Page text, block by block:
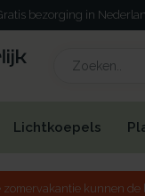
bezorging in
Lichtkoepels
zomervakantie kunnen